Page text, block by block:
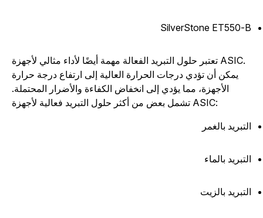
SilverStone ET550-
تعتبر حلول التبريد الفعالة مهمة أيضًا لأداء مثالي لأجهزة ASIC.
يمكن أن تؤدي درجات الحرارة العالية إلى ارتفاع درجة حرارة
الأجهزة، مما يؤدي إلى انخفاض الكفاءة والأضرار المحتملة.
تشمل بعض من أكثر حلول التبريد فعالية لأجهزة ASIC:
بالغمر
بالماء
بالزيت